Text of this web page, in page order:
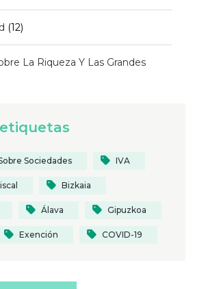
(12)
La Riqueza Y Las Grandes
Sociedades IVA
Bizkaia
Álava Gipuzkoa
Exención COVID-19